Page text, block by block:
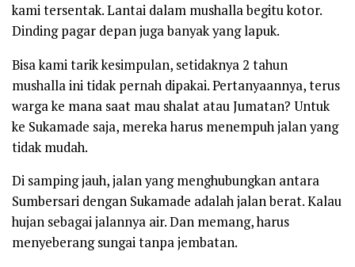
kami tersentak. Lantai dalam mushalla begitu kotor.
Dinding pagar depan juga banyak yang lapuk.
Bisa kami tarik kesimpulan, setidaknya 2 tahun
mushalla ini tidak pernah dipakai. Pertanyaannya, terus
warga ke mana saat mau shalat atau Jumatan? Untuk
ke Sukamade saja, mereka harus menempuh jalan yang
tidak mudah.
Di samping jauh, jalan yang menghubungkan antara
Sumbersari dengan Sukamade adalah jalan berat. Kalau
hujan sebagai jalannya air. Dan memang, harus
menyeberang sungai tanpa jembatan.